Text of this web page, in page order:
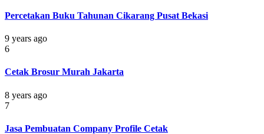
Percetakan Buku Tahunan Cikarang Pusat Bekasi
9 years ago
6
Cetak Brosur Murah Jakarta
8 years ago
7
Jasa Pembuatan Company Profile Cetak